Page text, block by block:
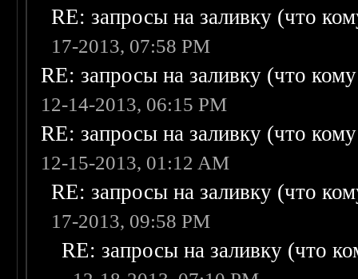
RE: запросы на заливку (что
17-2013, 07:58 PM
RE: запросы на заливку (что
12-14-2013, 06:15 PM
RE: запросы на заливку (что
12-15-2013, 01:12 AM
RE: запросы на заливку (что
17-2013, 09:58 PM
RE: запросы на заливку (что